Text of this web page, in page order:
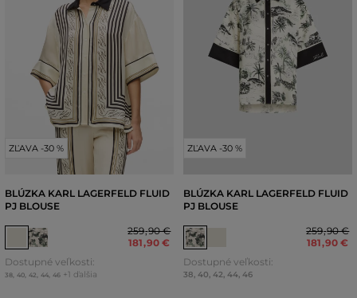
ZĽAVA -30 %
BLÚZKA KARL LAGERFELD FLUID
PJ BLOUSE
259,90 €
181,90 €
Dostupné veľkosti:
38, 40, 42 44, 46 +1 ďalšia
ZĽAVA -30 %
BLÚZKA KARL LAGERFELD FLUID
PJ BLOUSE
259,90 €
181,90 €
Dostupné veľkosti:
38, 40, 42, 44, 46